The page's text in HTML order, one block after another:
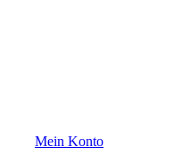
Mein Konto